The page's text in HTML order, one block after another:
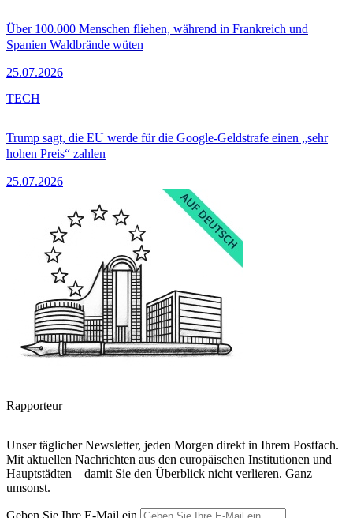
Über 100.000 Menschen fliehen, während in Frankreich und
Spanien Waldbrände wüten
25.07.2026
Trump sagt, die EU werde für die Google-Geldstrafe einen „sehr
hohen Preis“ zahlen
25.07.2026
TECH
Rapporteur
Unser täglicher Newsletter, jeden Morgen direkt in Ihrem Postfach.
Mit aktuellen Nachrichten aus den europäischen Institutionen und
Hauptstädten – damit Sie den Überblick nicht verlieren. Ganz
umsonst.